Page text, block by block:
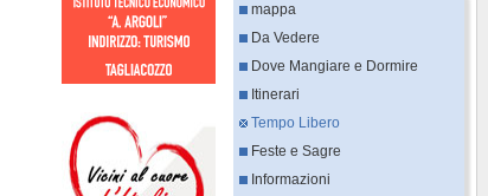
mappa
Da Vedere
Dove Mangiare e Dormire
Itinerari
Tempo Libero
Feste e Sagre
Informazioni